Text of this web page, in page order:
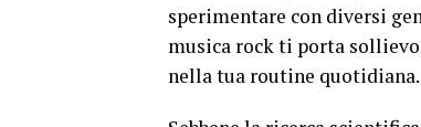
sperimentare con diversi
musica rock ti porta
nella tua routine quotidiana.